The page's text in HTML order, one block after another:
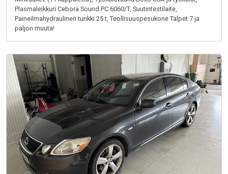
Plasmaleikkuri Cebora Sound PC 6060/T, Suutintestilaite,
Paineilmahydraulinen tunkki 25 t, Teollisuuspesukone Talpet 7 ja
paljon muuta!